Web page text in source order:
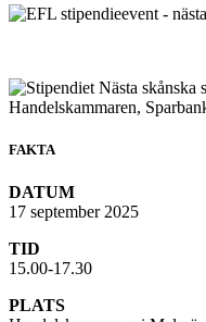
FAKTA
DATUM
17 september 2025
TID
15.00-17.30
PLATS